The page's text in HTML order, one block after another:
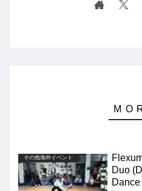
その他海外イベント
Duo
Dance